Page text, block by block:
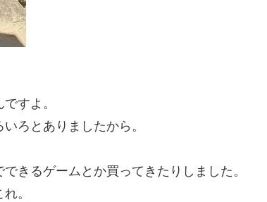
すよ。
ろとありましたから。
きるゲームとか買ってきたりしました。
。